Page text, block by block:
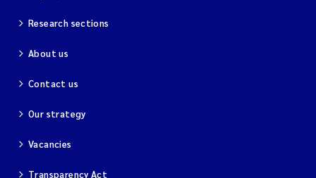
Research sections
About us
Contact us
Our strategy
Vacancies
Transparency Act